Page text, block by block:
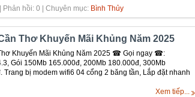
hồi: 0 | Chuyên mục: Bình Thủy
Thơ Khuyến Mãi Khủng Năm 2025
Khuyến Mãi Khủng Năm 2025 ☎ Gọi ngay ☎:
Gói 150Mb 165.000đ, 200Mb 180.000đ, 300Mb
Trang bị modem wifi6 04 cổng 2 băng tần, Lắp đặt nhanh
Xem tiếp...